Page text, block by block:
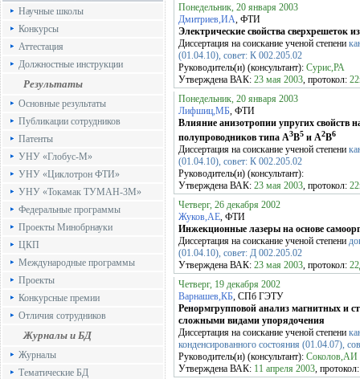
Научные школы
Конкурсы
Аттестация
Должностные инструкции
Результаты
Основные результаты
Публикации сотрудников
Патенты
УНУ «Глобус-М»
УНУ «Циклотрон ФТИ»
УНУ «Токамак ТУМАН-3М»
Федеральные программы
Проекты Минобрнауки
ЦКП
Международные программы
Проекты
Конкурсные премии
Отличия сотрудников
Журналы и БД
Журналы
Тематические БД
Понедельник, 20 января 2003
Дмитриев,ИА, ФТИ
Электрические свойства сверхрешеток
Диссертация на соискание ученой степени
(01.04.10), совет: К 002.205.02
Руководитель(и) (консультант): Сурис,РА
Утверждена ВАК: 23 мая 2003, протокол:
Понедельник, 20 января 2003
Лифшиц,МБ, ФТИ
Влияние анизотропии упругих свойств
полупроводников типа A3B5 и A2B6
Диссертация на соискание ученой степени
(01.04.10), совет: К 002.205.02
Руководитель(и) (консультант):
Утверждена ВАК: 23 мая 2003, протокол:
Четверг, 26 декабря 2002
Жуков,АЕ, ФТИ
Инжекционные лазеры на основе
Диссертация на соискание ученой степени
(01.04.10), совет: Д 002.205.02
Утверждена ВАК: 23 мая 2003, протокол:
Четверг, 19 декабря 2002
Варнашев,КБ, СПб ГЭТУ
Ренормгрупповой анализ магнитных и
сложными видами упорядочения
Диссертация на соискание ученой степени
конденсированного состояния (01.04.07),
Руководитель(и) (консультант): Соколов,АИ
Утверждена ВАК: 11 апреля 2003,